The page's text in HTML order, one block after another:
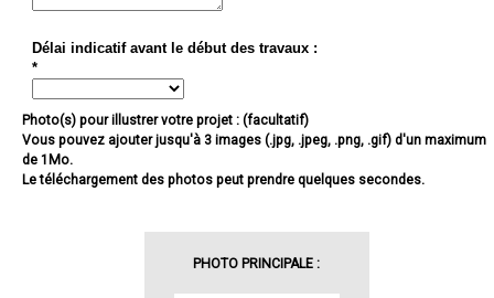
Délai indicatif avant le début des travaux :
*
Photo(s) pour illustrer votre projet : (facultatif)
Vous pouvez ajouter jusqu'à 3 images (.jpg, .jpeg, .png, .gif) d'un maximum
de 1Mo.
Le téléchargement des photos peut prendre quelques secondes.
PHOTO PRINCIPALE :